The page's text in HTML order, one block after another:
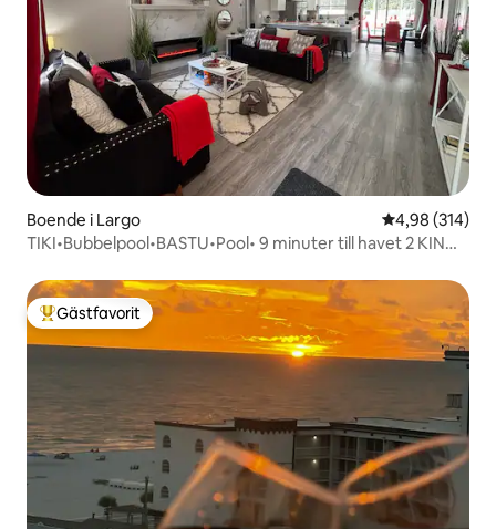
Boende i Largo 4,98 av 5 i
4,98 (314)
TIKI•Bubbelpool•BASTU•Pool• 9 minuter till havet 2 KING-
Populär gästfavorit
Gästfavorit